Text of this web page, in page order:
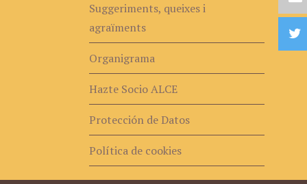
Suggeriments, queixes i
agraïments
Organigrama
Hazte Socio ALCE
Protección de Datos
Política de cookies